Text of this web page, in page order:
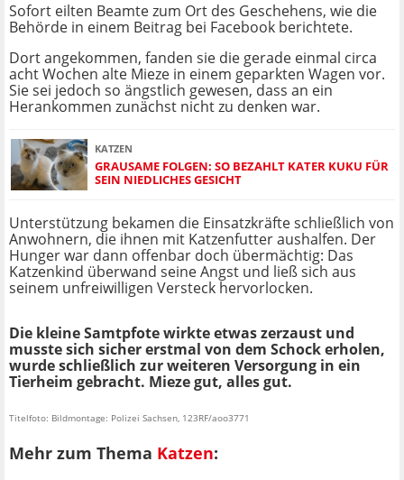
Sofort eilten Beamte zum Ort des Geschehens, wie die
Behörde in einem Beitrag bei Facebook berichtete.
Dort angekommen, fanden sie die gerade einmal circa
acht Wochen alte Mieze in einem geparkten Wagen vor.
Sie sei jedoch so ängstlich gewesen, dass an ein
Herankommen zunächst nicht zu denken war.
KATZEN
GRAUSAME FOLGEN: SO BEZAHLT KATER KUKU FÜR
SEIN NIEDLICHES GESICHT
Unterstützung bekamen die Einsatzkräfte schließlich von
Anwohnern, die ihnen mit Katzenfutter aushalfen. Der
Hunger war dann offenbar doch übermächtig: Das
Katzenkind überwand seine Angst und ließ sich aus
seinem unfreiwilligen Versteck hervorlocken.
Die kleine Samtpfote wirkte etwas zerzaust und
musste sich sicher erstmal von dem Schock erholen,
wurde schließlich zur weiteren Versorgung in ein
Tierheim gebracht. Mieze gut, alles gut.
Titelfoto: Bildmontage: Polizei Sachsen, 123RF/aoo3771
Mehr zum Thema Katzen: